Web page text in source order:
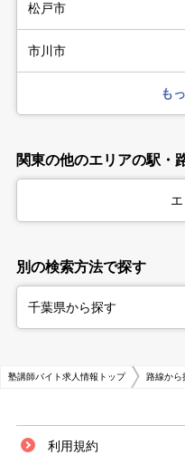
松戸市
市川市
も
関東の他のエリアの駅・
別の検索方法で探す
千葉県から探す
塾講師バイト求人情報トップ 路線から
利用規約